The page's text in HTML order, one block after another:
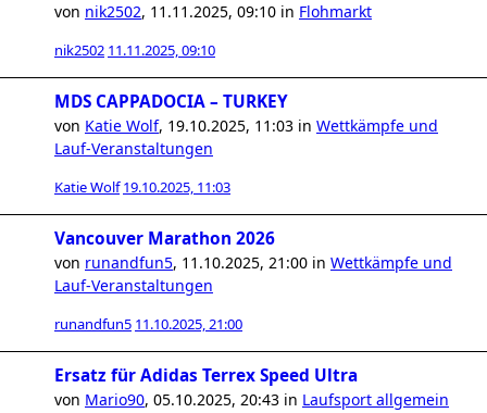
von nik2502, 11.11.2025, 09:10 in Flohmarkt
nik2502 11.11.2025, 09:10
MDS CAPPADOCIA – TURKEY
von Katie Wolf, 19.10.2025, 11:03 in Wettkämpfe und
Lauf-Veranstaltungen
Katie Wolf 19.10.2025, 11:03
Vancouver Marathon 2026
von runandfun5, 11.10.2025, 21:00 in Wettkämpfe und
Lauf-Veranstaltungen
runandfun5 11.10.2025, 21:00
Ersatz für Adidas Terrex Speed Ultra
von Mario90, 05.10.2025, 20:43 in Laufsport allgemein